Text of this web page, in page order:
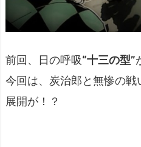
前回、日の呼吸“十三の型”
今回は、炭治郎と無惨の
展開が！？